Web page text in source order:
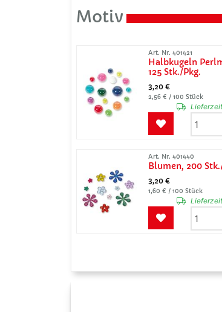
Motiv
Art. Nr. 401421
Halbkugeln
125 Stk./Pkg.
3,20 €
2,56 € / 100 Stück
Art. Nr. 401440
Blumen, 200
3,20 €
1,60 € / 100 Stück